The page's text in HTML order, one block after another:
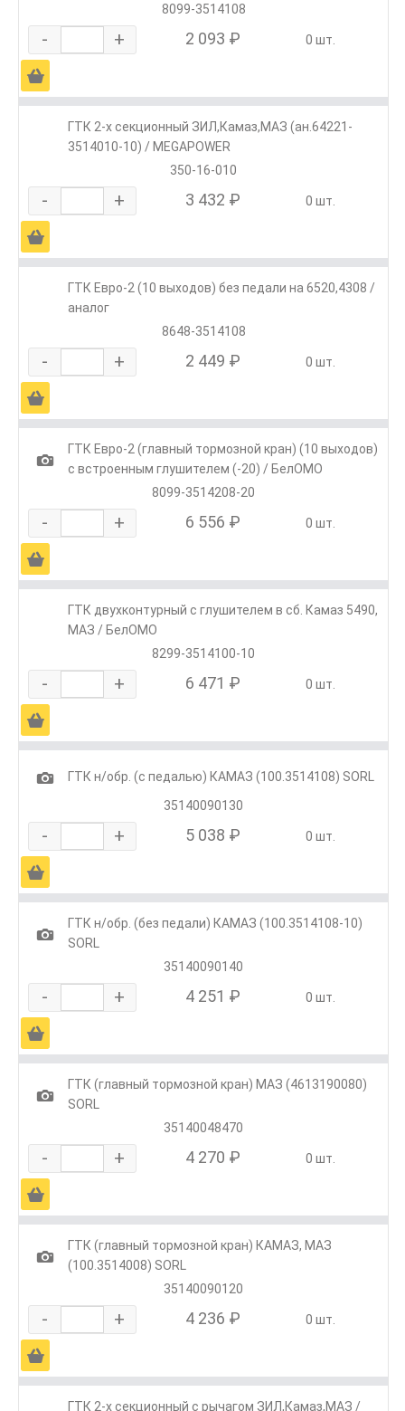
8099-3514108
- + 2 093 ₽ 0 шт.
Ä
ГТК 2-х секционный ЗИЛ,Камаз,МАЗ (ан.64221-
3514010-10) / MEGAPOWER
350-16-010
- + 3 432 ₽ 0 шт.
Ä
ГТК Евро-2 (10 выходов) без педали на 6520,4308 /
аналог
8648-3514108
- + 2 449 ₽ 0 шт.
Ä
1
ГТК Евро-2 (главный тормозной кран) (10 выходов)
с встроенным глушителем (-20) / БелОМО
8099-3514208-20
- + 6 556 ₽ 0 шт.
Ä
ГТК двухконтурный с глушителем в сб. Камаз 5490,
МАЗ / БелОМО
8299-3514100-10
- + 6 471 ₽ 0 шт.
Ä
1
ГТК н/обр. (с педалью) КАМАЗ (100.3514108) SORL
35140090130
- + 5 038 ₽ 0 шт.
Ä
1
ГТК н/обр. (без педали) КАМАЗ (100.3514108-10)
SORL
35140090140
- + 4 251 ₽ 0 шт.
Ä
1
ГТК (главный тормозной кран) МАЗ (4613190080)
SORL
35140048470
- + 4 270 ₽ 0 шт.
Ä
1
ГТК (главный тормозной кран) КАМАЗ, МАЗ
(100.3514008) SORL
35140090120
- + 4 236 ₽ 0 шт.
Ä
ГТК 2-х секционный с рычагом ЗИЛ,Камаз,МАЗ /